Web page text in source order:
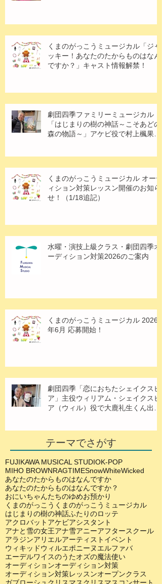
くまのがっこうミュージカル「ジャ
ッキー！あなたのたからものはなん
ですか？」キャスト情報解禁！
劇団四季ファミリーミュージカル
「はじまりの樹の神話～こそあどの
森の物語～」アケビ役で村上楓果さ
くまのがっこうミュージカル オーデ
ィション対策レッスン開催のお知ら
せ！（1/18追記）
水曜・演技上級クラス・劇団四季オ
ーディション対策2026のご案内
くまのがっこうミュージカル 2026
年6月 応募開始！
劇団四季「恋におちたシェイクスピ
ア」主役ウィリアム・シェイクスピ
ア（ウィル）役で大鹿礼生くん出
テーマでさがす
FUJIKAWA MUSICAL STUDIOK-POP
MIHO BROWNRAGTIMESnowWhiteWicked
あなたのたからものはなんですか
あなたのたからものはなんですか？
おにいちゃんたちのゆめお預かり
くまのがっこう くまのがっこうミュージカル
はじまりの樹の神話ふたりのロッテ
アクロバット アケビアシスタント
アナと雪の女王アナ雪アニーアフタースクール
アラジンアリエルアーティスト イベント
ウィキッドウィルエポニーヌ エルファバ
エーデルワイスのうたオズの魔法使い
オーディションオーディション対策
オーディション対策レッスンオープンクラス